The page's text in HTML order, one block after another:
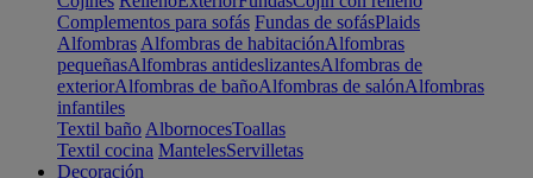
Complementos para sofás Fundas de sofásPlaids
Alfombras Alfombras de habitaciónAlfombras
pequeñasAlfombras antideslizantesAlfombras de
exteriorAlfombras de bañoAlfombras de salónAlfombras
infantiles
Textil baño AlbornocesToallas
Textil cocina MantelesServilletas
Decoración